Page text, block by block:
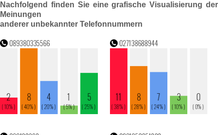
Nachfolgend finden Sie eine grafische Visualisierung der
Meinungen
anderer unbekannter Telefonnummern